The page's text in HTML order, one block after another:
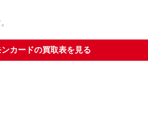
カードの買取表を見る